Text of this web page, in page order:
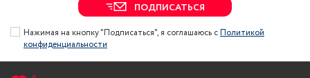
ПОДПИСАТЬСЯ
Нажимая на кнопку "Подписаться", я соглашаюсь сПолитикой
конфиденциальности